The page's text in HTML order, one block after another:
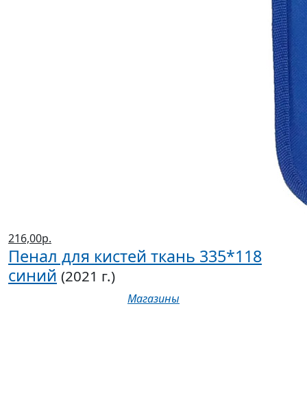
216,00р.
Пенал для кистей ткань 335*118
синий (2021 г.)
Магазины